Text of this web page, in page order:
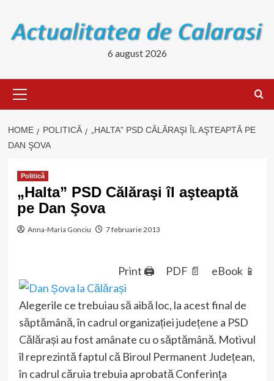
content
6 august 2026
Menu
HOME POLITICĂ
„HALTA” PSD CĂLĂRAŞI ÎL AŞTEAPTĂ PE
DAN ŞOVA
Politică
„Halta” PSD Călăraşi îl aşteaptă
pe Dan Şova
Anna-Maria Gonciu 7 februarie 2013
Print 🖨 PDF 📄 eBook 📱
Alegerile ce trebuiau să aibă loc, la acest final de
săptămână, în cadrul organizației județene a PSD
Călărași au fost amânate cu o săptămână. Motivul
îl reprezintă faptul că Biroul Permanent Județean,
în cadrul căruia trebuia aprobată Conferinţa